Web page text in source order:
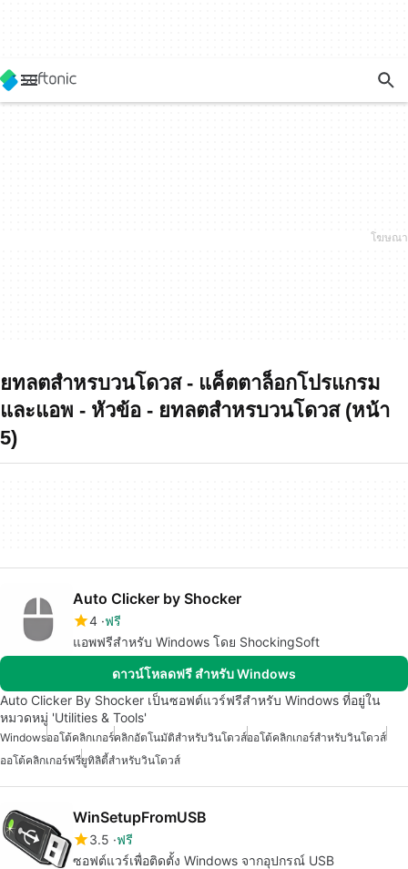
ยทลตสำหรบวนโดวส - แค็ตตาล็อกโปรแกรม
และแอพ - หัวข้อ - ยทลตสำหรบวนโดวส (หน้า
5)
Auto Clicker by Shocker
4 ฟรี
แอพฟรีสำหรับ Windows โดย ShockingSoft
ดาวน์โหลดฟรี สำหรับ Windows
Auto Clicker By Shocker เป็นซอฟต์แวร์ฟรีสำหรับ Windows ที่อยู่ใน
หมวดหมู่ 'Utilities & Tools'
Windowsออโต้คลิกเกอร์คลิกอัตโนมัติสำหรับวินโดวส์ออโต้คลิกเกอร์สำหรับวินโดวส์
ออโต้คลิกเกอร์ฟรียูทิลิตี้สำหรับวินโดวส์
WinSetupFromUSB
3.5 ฟรี
ซอฟต์แวร์เพื่อติดตั้ง Windows จากอุปกรณ์ USB